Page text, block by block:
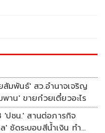
สัมพันธ์' สว.อำนาจเจริญ
าน' ขายก๋วยเตี๋ยวอะไร
'ปชน.' สานต่อภารกิจ
' ซัดระบอบสีน้ำเงิน ทำ